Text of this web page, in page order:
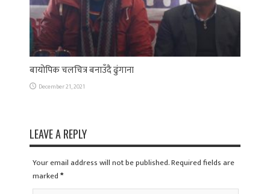
बायोपिक चलचित्र बनाउँदै ढुंगाना
December 21, 2021
LEAVE A REPLY
Your email address will not be published. Required fields are
marked*